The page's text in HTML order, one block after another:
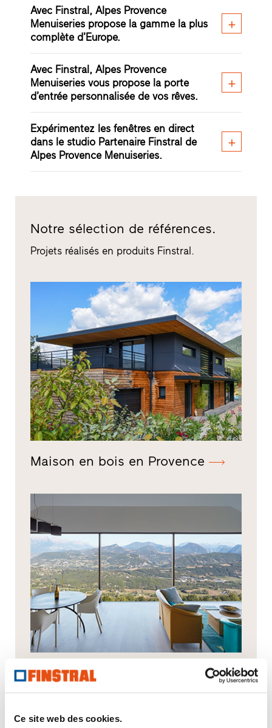
Ce site web des cookies.
Avec Finstral, Alpes Provence
Menuiseries propose la gamme la plus
complète d’Europe.
Avec Finstral, Alpes Provence
Menuiseries vous propose la porte
d’entrée personnalisée de vos rêves.
Expérimentez les fenêtres en direct
dans le studio Partenaire Finstral de
Alpes Provence Menuiseries.
Notre sélection de références.
Projets réalisés en produits Finstral.
Maison en bois en Provence
Villa dans le Dauphiné